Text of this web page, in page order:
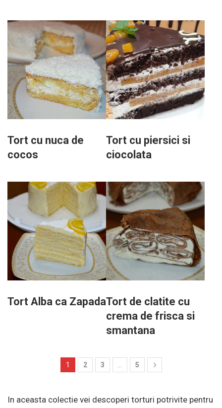
Tort cu nuca de
cocos
Tort cu piersici si
ciocolata
Tort Alba ca ZapadaTort de clatite cu
crema de frisca si
smantana
1 2 3 5
In aceasta colectie vei descoperi torturi potrivite pentru